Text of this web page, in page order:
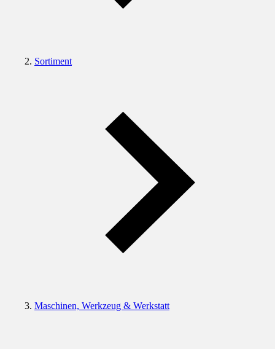
Sortiment
Maschinen, Werkzeug & Werkstatt